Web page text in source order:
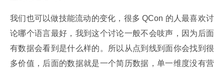
我们也可以做技能流动的变化，很多 QCon 的人最喜欢讨
论哪个语言最好，我到这个讨论一般不会吱声，因为后面
有数据会看到是什么样的。所以从点到线到面你会找到很
多价值，后面的数据就是一个简历数据，单一维度没有营